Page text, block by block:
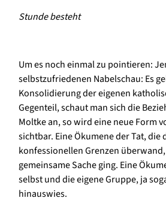
Stunde besteht
Um es noch einmal zu pointieren:
selbstzufriedenen Nabelschau: Es
Konsolidierung der eigenen
Gegenteil, schaut man sich die
Moltke an, so wird eine neue Form
sichtbar. Eine Ökumene der Tat, die
konfessionellen Grenzen
gemeinsame Sache ging. Eine
selbst und die eigene Gruppe, ja
hinauswies.